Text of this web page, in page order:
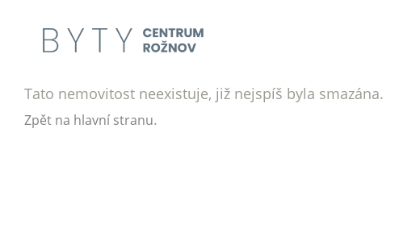
Tato nemovitost neexistuje, již nejspíš byla smazána.
Zpět na hlavní stranu.